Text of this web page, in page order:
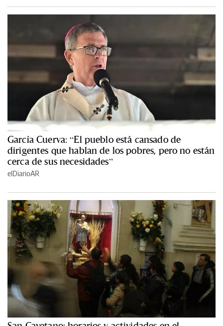
García Cuerva: “El pueblo está cansado de
dirigentes que hablan de los pobres, pero no están
cerca de sus necesidades”
elDiarioAR